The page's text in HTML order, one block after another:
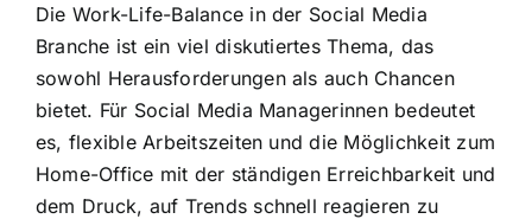
Die Work-Life-Balance in der Social Media
Branche ist ein viel diskutiertes Thema, das
sowohl Herausforderungen als auch Chancen
bietet. Für Social Media Managerinnen bedeutet
es, flexible Arbeitszeiten und die Möglichkeit zum
Home-Office mit der ständigen Erreichbarkeit und
dem Druck, auf Trends schnell reagieren zu